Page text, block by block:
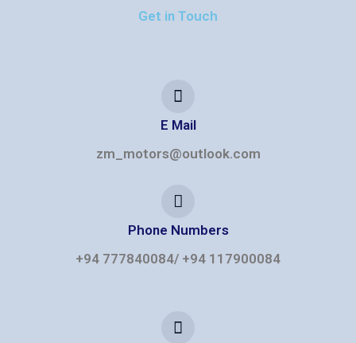
Get in Touch
E Mail
zm_motors@outlook.com
Phone Numbers​
+94 777840084/ +94 117900084